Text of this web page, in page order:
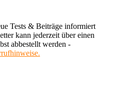
Tests & Beiträge informiert
kann jederzeit über einen
abbestellt werden -